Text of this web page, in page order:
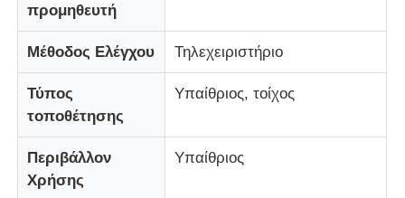
Οθόνη LED που πετάει με drone
Ολογραφική οθόνη LED
Οθόνη μάσκας LED
Διαφανής οθόνη
προμηθευτή
Μέθοδος Ελέγχου Τηλεχειριστήριο
Τύπος
τοποθέτησης
Υπαίθριος, τοίχος
Περιβάλλον
Χρήσης
Υπαίθριος